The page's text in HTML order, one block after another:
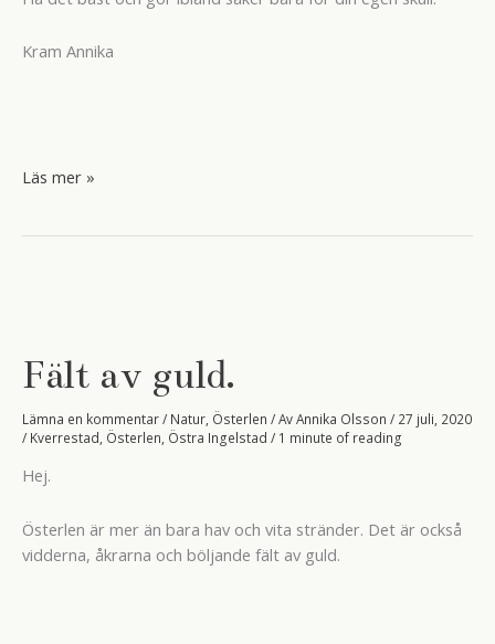
Kram Annika
Så
Läs mer »
Fält av guld.
Lämna en kommentar/ Natur Österlen / AvAnnika Olsson / 27 juli, 2020
/ Kverrestad Österlen Östra Ingelstad / 1 minute of reading
Hej.
Österlen är mer än bara hav och vita stränder. Det är också
vidderna, åkrarna och böljande fält av guld.